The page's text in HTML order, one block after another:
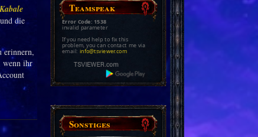
Teamspeak
Error Code: 1538
invalid parameter
If you need help to fix this
problem, you can contact me via
email: info@tsviewer.com
Sonstiges
die
erinnern,
wenn ihr